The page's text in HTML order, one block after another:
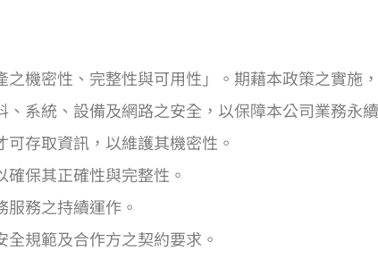
機密性、完整性與可用性」。期藉本政策之實施
系統、設備及網路之安全，以保障本公司業務永
存取資訊，以維護其機密性。
保其正確性與完整性。
務之持續運作。
規範及合作方之契約要求。